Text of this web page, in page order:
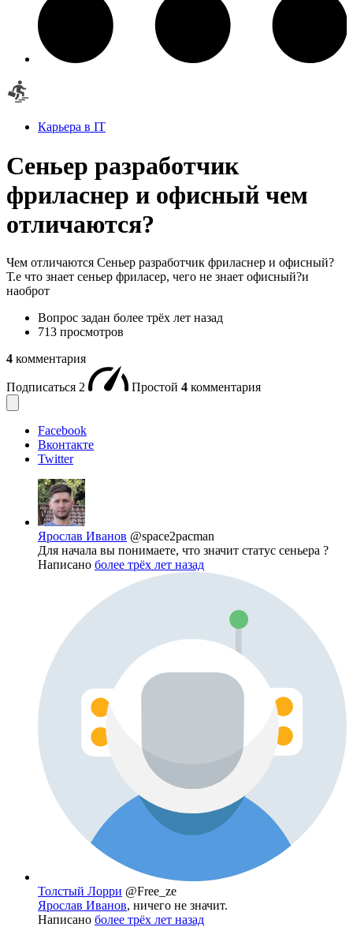
Карьера в IT
Сеньер разработчик
фриласнер и офисный чем
отличаются?
Чем отличаются Сеньер разработчик фриласнер и офисный?
Т.е что знает сеньер фриласер, чего не знает офисный?и
наоброт
Вопрос задан более трёх лет назад
713 просмотров
4 комментария
Подписаться 2 Простой 4 комментария
Facebook
Вконтакте
Twitter
Ярослав Иванов @space2pacman
Для начала вы понимаете, что значит статус сеньера ?
Написано более трёх лет назад
Толстый Лорри @Free_ze
Ярослав Иванов, ничего не значит.
Написано более трёх лет назад